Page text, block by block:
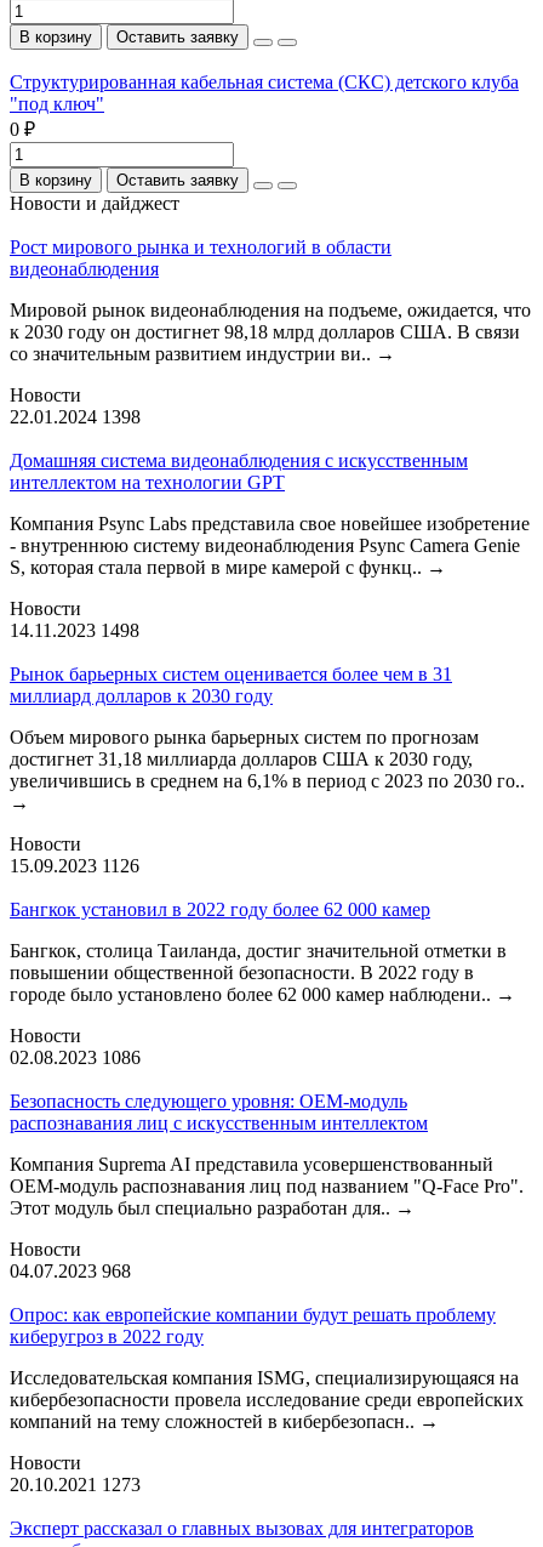
В корзину Оставить заявку
Структурированная кабельная система (СКС) детского клуба
"под ключ"
0 ₽
В корзину Оставить заявку
Новости и дайджест
Рост мирового рынка и технологий в области
видеонаблюдения
Мировой рынок видеонаблюдения на подъеме, ожидается, что
к 2030 году он достигнет 98,18 млрд долларов США. В связи
со значительным развитием индустрии ви.. →
Новости
22.01.2024 1398
Домашняя система видеонаблюдения с искусственным
интеллектом на технологии GPT
Компания Psync Labs представила свое новейшее изобретение
- внутреннюю систему видеонаблюдения Psync Camera Genie
S, которая стала первой в мире камерой с функц.. →
Новости
14.11.2023 1498
Рынок барьерных систем оценивается более чем в 31
миллиард долларов к 2030 году
Объем мирового рынка барьерных систем по прогнозам
достигнет 31,18 миллиарда долларов США к 2030 году,
увеличившись в среднем на 6,1% в период с 2023 по 2030 го..
→
Новости
15.09.2023 1126
Бангкок установил в 2022 году более 62 000 камер
Бангкок, столица Таиланда, достиг значительной отметки в
повышении общественной безопасности. В 2022 году в
городе было установлено более 62 000 камер наблюдени.. →
Новости
02.08.2023 1086
Безопасность следующего уровня: OEM-модуль
распознавания лиц с искусственным интеллектом
Компания Suprema AI представила усовершенствованный
OEM-модуль распознавания лиц под названием "Q-Face Pro".
Этот модуль был специально разработан для.. →
Новости
04.07.2023 968
Опрос: как европейские компании будут решать проблему
киберугроз в 2022 году
Исследовательская компания ISMG, специализирующаяся на
кибербезопасности провела исследование среди европейских
компаний на тему сложностей в кибербезопасн.. →
Новости
20.10.2021 1273
Эксперт рассказал о главных вызовах для интеграторов